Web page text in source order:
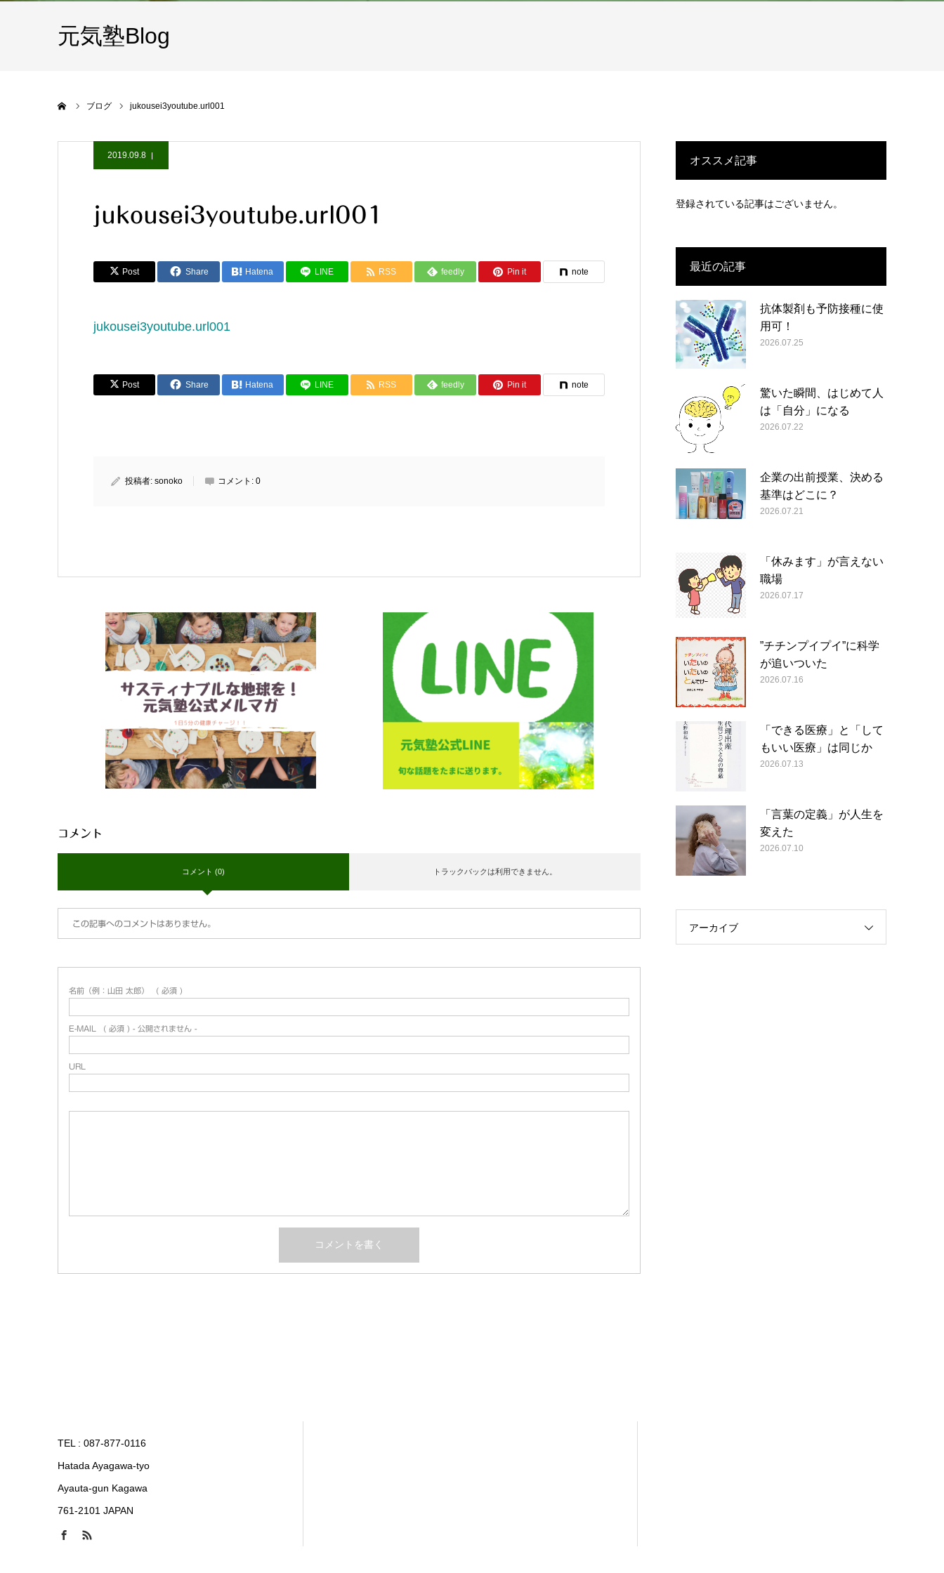
元気塾Blog
ブログ jukousei3youtube.url001
2019.09.8
jukousei3youtube.url001
Post Share Hatena LINE RSS feedly Pin it note
jukousei3youtube.url001
Post Share Hatena LINE RSS feedly Pin it note
投稿者: sonoko コメント: 0
コメント
コメント (0) トラックバックは利用できません。
この記事へのコメントはありません。
名前（例：山田 太郎） ( 必須 )
E-MAIL ( 必須 ) - 公開されません -
URL
オススメ記事
登録されている記事はございません。
最近の記事
抗体製剤も予防接種に使
用可！
2026.07.25
驚いた瞬間、はじめて人
は「自分」になる
2026.07.22
企業の出前授業、決める
基準はどこに？
2026.07.21
「休みます」が言えない
職場
2026.07.17
”チチンプイプイ”に科学
が追いついた
2026.07.16
「できる医療」と「して
もいい医療」は同じか
2026.07.13
「言葉の定義」が人生を
変えた
2026.07.10
アーカイブ
TEL : 087-877-0116
Hatada Ayagawa-tyo
Ayauta-gun Kagawa
761-2101 JAPAN